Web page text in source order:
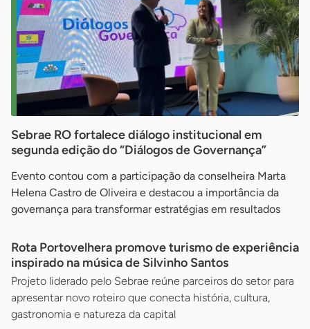
Sebrae RO fortalece diálogo institucional em
segunda edição do “Diálogos de Governança”
Evento contou com a participação da conselheira Marta
Helena Castro de Oliveira e destacou a importância da
governança para transformar estratégias em resultados
Rota Portovelhera promove turismo de experiência
inspirado na música de Silvinho Santos
Projeto liderado pelo Sebrae reúne parceiros do setor para
apresentar novo roteiro que conecta história, cultura,
gastronomia e natureza da capital